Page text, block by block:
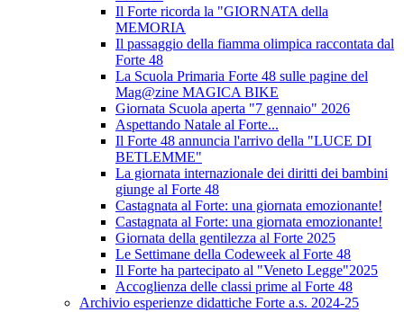
Il Forte ricorda la "GIORNATA della
MEMORIA
Il passaggio della fiamma olimpica raccontata dal
Forte 48
La Scuola Primaria Forte 48 sulle pagine del
Mag@zine MAGICA BIKE
Giornata Scuola aperta "7 gennaio" 2026
Aspettando Natale al Forte...
Il Forte 48 annuncia l'arrivo della "LUCE DI
BETLEMME"
La giornata internazionale dei diritti dei bambini
giunge al Forte 48
Castagnata al Forte: una giornata emozionante!
Castagnata al Forte: una giornata emozionante!
Giornata della gentilezza al Forte 2025
Le Settimane della Codeweek al Forte 48
Il Forte ha partecipato al "Veneto Legge"2025
Accoglienza delle classi prime al Forte 48
Archivio esperienze didattiche Forte a.s. 2024-25